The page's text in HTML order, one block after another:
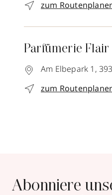
zum Routenplaner
Parfümerie Flair
Am Elbepark 1,
zum Routenplaner
Abonniere